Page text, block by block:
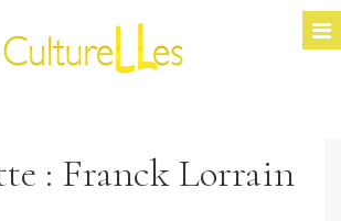
: Franck Lorrain